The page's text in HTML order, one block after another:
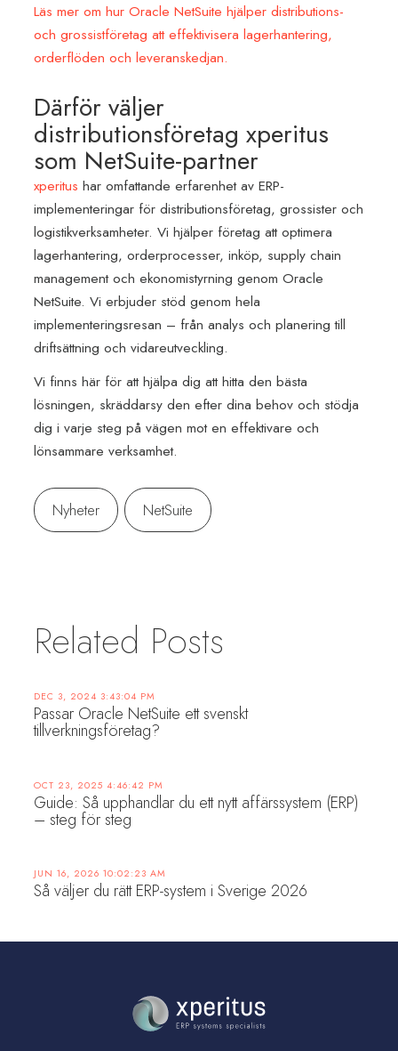
Läs mer om hur Oracle NetSuite hjälper distributions-
och grossistföretag att effektivisera lagerhantering,
orderflöden och leveranskedjan.
Därför väljer
distributionsföretag xperitus
som NetSuite-partner
xperitus har omfattande erfarenhet av ERP-
implementeringar för distributionsföretag, grossister och
logistikverksamheter. Vi hjälper företag att optimera
lagerhantering, orderprocesser, inköp, supply chain
management och ekonomistyrning genom Oracle
NetSuite. Vi erbjuder stöd genom hela
implementeringsresan – från analys och planering till
driftsättning och vidareutveckling.
Vi finns här för att hjälpa dig att hitta den bästa
lösningen, skräddarsy den efter dina behov och stödja
dig i varje steg på vägen mot en effektivare och
lönsammare verksamhet.
Nyheter NetSuite
Related Posts
DEC 3, 2024 3:43:04 PM
Passar Oracle NetSuite ett svenskt
tillverkningsföretag?
OCT 23, 2025 4:46:42 PM
Guide: Så upphandlar du ett nytt affärssystem (ERP)
– steg för steg
JUN 16, 2026 10:02:23 AM
Så väljer du rätt ERP-system i Sverige 2026